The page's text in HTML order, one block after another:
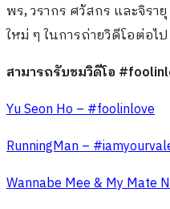
พร,วรากร ศวัสกร และจิร
ใหม่ ๆ ในการถ่ายวิดีโอต่อไป
สามารถรับชมวิดีโอ
Yu Seon Ho – #foolinlove
RunningMan –
Wannabe Mee & My Mate